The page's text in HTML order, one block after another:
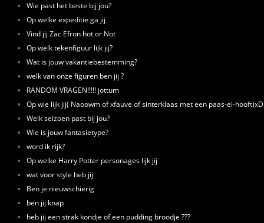
Wie past het beste bij jou?
Op welke expeditie ga jij
Vind jij Zac Efron hot or Not
Op welk tekenfiguur lijk jij?
Wat is jouw vakantiebestemming?
welk van onze figuren ben jij ?
RANDOM VRAGEN!!!!! jottum
Op wie lijk jij( Naoowm of xfauve of sinterklaas met een paas-ei-hooft)xD
Welk seizoen past bij jou?
Wie is jouw fantasietype?
word ik rijk?
Op welke Harry Potter personages lijk jij
wat voor style heb jij
Ben je nieuwschierig
ben jij knap
heb jij een strak kondje of een pudding broodje ???